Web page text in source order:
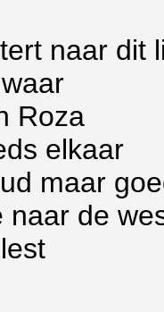
naar dit
Roza
elkaar
maar
naar de